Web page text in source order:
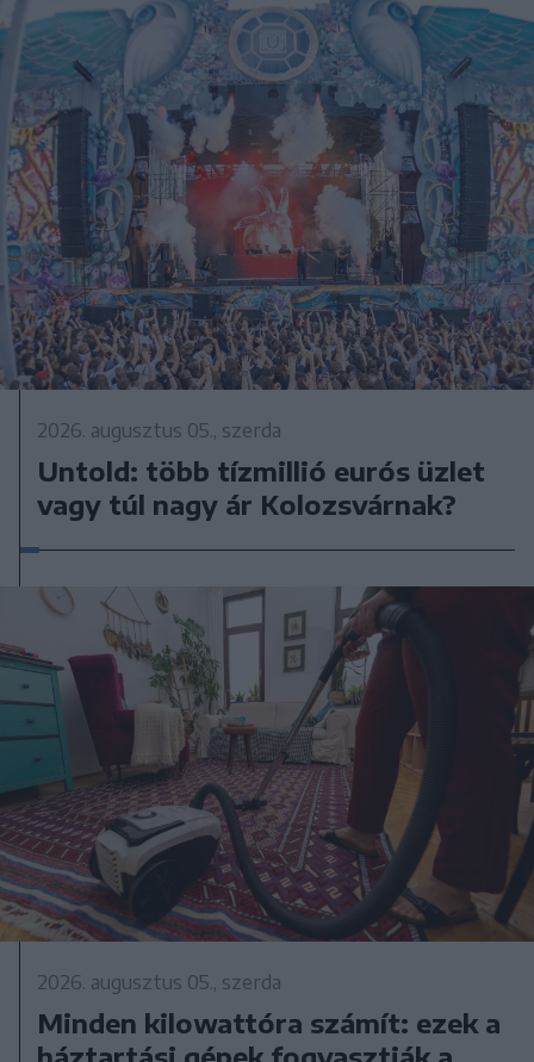
2026. augusztus 05., szerda
Untold: több tízmillió eurós üzlet
vagy túl nagy ár Kolozsvárnak?
2026. augusztus 05., szerda
Minden kilowattóra számít: ezek a